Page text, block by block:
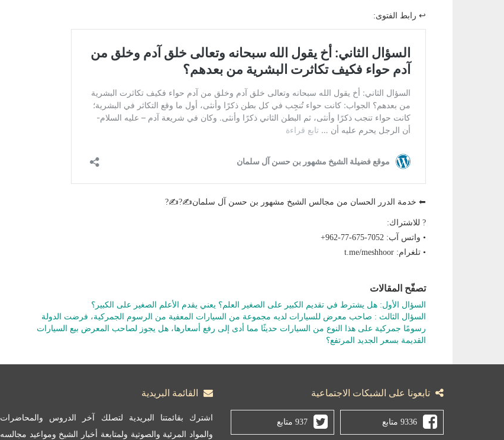
↩ رابط الفتوى:
⬅ خدمة الدرر الحسان من مجالس الشيخ مشهور بن حسن آل سلمان✍?✍?
? للاشتراك:
• واتس آب: ‎+962-77-675-7052
• تلغرام: t.me/meshhoor
تصفّح المقالات
السؤال الأول: هل يشترط في تقديم الكبير على الصغير العلم؟ يعني يقدم الأعلم الصغير على الكبير؟
السؤال الثالث : صاحب معرض للسيارات لديه مجموعة من السيارات المعفية من الرسوم الجمركية، فرضت الدولة
رسومًا جمركية على هذا النوع من السيارات حديثًا مما أدى إلى رفع أسعارها، هل يجوز لصاحب المعرض بيع السيارات
القديمة بسعر الجديد المرتفع؟
تابعونا على الشبكات الاجتماعية
9336 متابع 937 متابع
القائمة البريدية
اشترك بقائمتنا البريدية لتصلك آخر الدروس والمحاضرات
والمواد المرئية والصوتية ولمتابعة أخبار الشيخ ومواعيد مجالسه